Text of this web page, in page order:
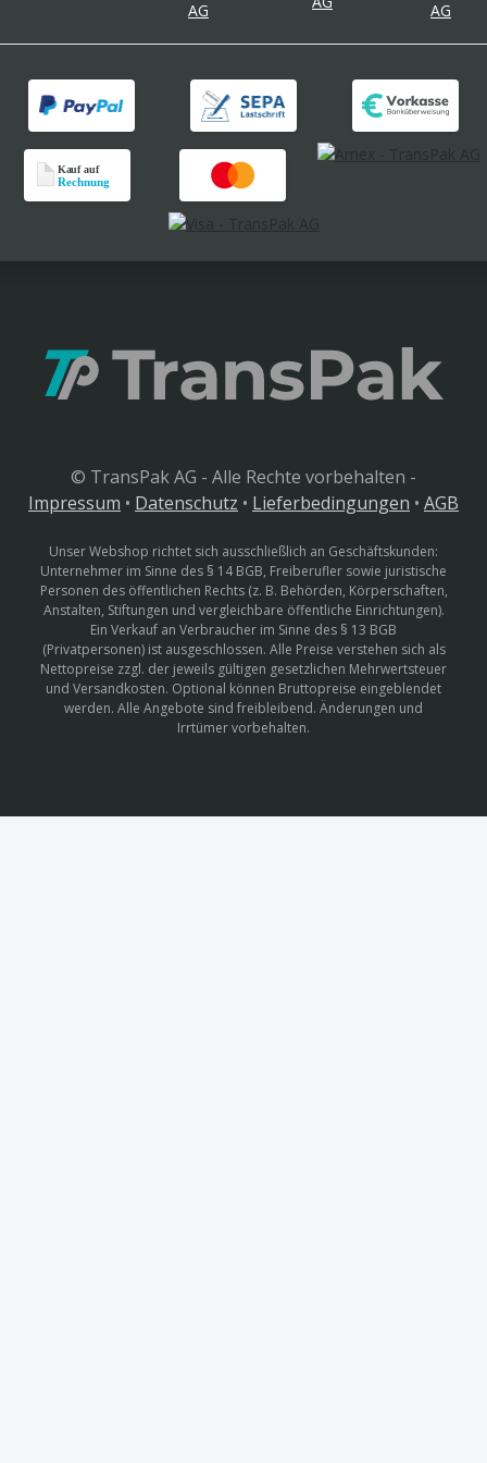
© TransPak AG - Alle Rechte vorbehalten -
Impressum • Datenschutz • Lieferbedingungen • AGB
Unser Webshop richtet sich ausschließlich an Geschäftskunden:
Unternehmer im Sinne des § 14 BGB, Freiberufler sowie juristische
Personen des öffentlichen Rechts (z. B. Behörden, Körperschaften,
Anstalten, Stiftungen und vergleichbare öffentliche Einrichtungen).
Ein Verkauf an Verbraucher im Sinne des § 13 BGB
(Privatpersonen) ist ausgeschlossen. Alle Preise verstehen sich als
Nettopreise zzgl. der jeweils gültigen gesetzlichen Mehrwertsteuer
und Versandkosten. Optional können Bruttopreise eingeblendet
werden. Alle Angebote sind freibleibend. Änderungen und
Irrtümer vorbehalten.